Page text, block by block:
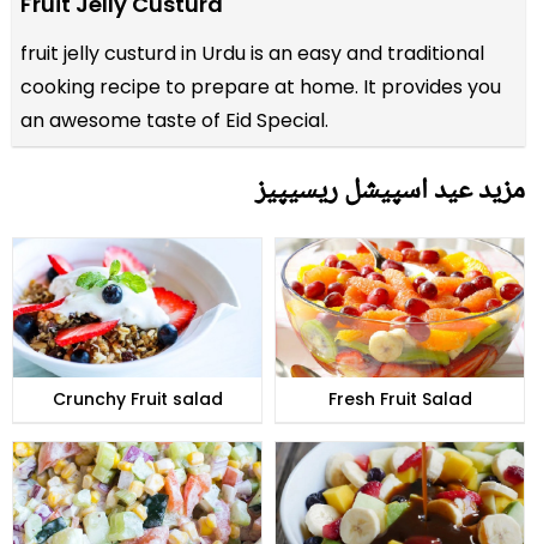
fruit jelly custurd in Urdu is an easy and traditional
cooking recipe to prepare at home. It provides you
an awesome taste of Eid Special.
مزید عید اسپیشل ریسیپیز
Crunchy Fruit salad Fresh Fruit Salad